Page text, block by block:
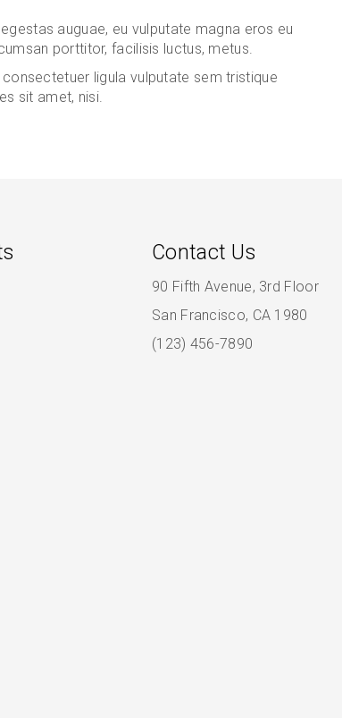
auguae, eu vulputate magna eros eu
porttitor, facilisis luctus, metus.
ligula vulputate sem tristique
sit amet, nisi.
Contact Us
90 Fifth Avenue, 3rd Floor
San Francisco, CA 1980
(123) 456-7890